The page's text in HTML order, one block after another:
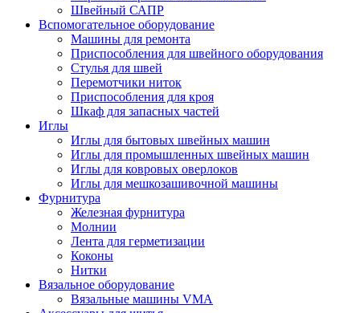
Швейный САПР
Вспомогательное оборудование
Машины для ремонта
Приспособления для швейного оборудования
Стулья для швей
Перемотчики ниток
Приспособления для кроя
Шкаф для запасных частей
Иглы
Иглы для бытовых швейных машин
Иглы для промышленных швейных машин
Иглы для ковровых оверлоков
Иглы для мешкозашивочной машины
Фурнитура
Железная фурнитура
Молнии
Лента для герметизации
Коконы
Нитки
Вязальное оборудование
Вязальные машины VMA